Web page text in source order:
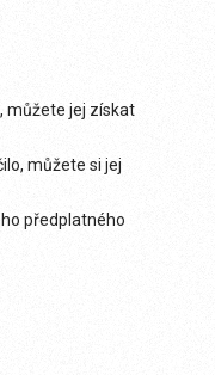
můžete jej získat
můžete si jej
předplatného